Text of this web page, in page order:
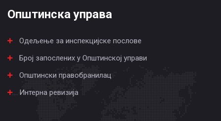
Општинска управа
Одељење за инспекцијске послове
Број запослених у Општинској управи
Општински правобранилац
Интерна ревизија